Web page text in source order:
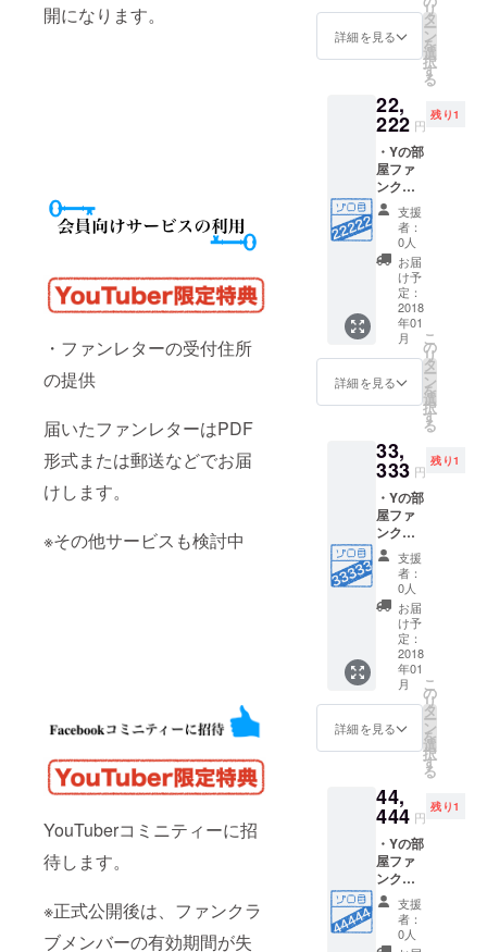
開になります。
・ファンレターの受付住所
の提供
届いたファンレターはPDF
形式または郵送などでお届
けします。
※その他サービスも検討中
YouTuberコミニティーに招
待します。
※正式公開後は、ファンクラ
ブメンバーの有効期間が失
に招待
・
eチャン
ご紹介
効 ・Y
の部屋
会員
カード
想カー
ド) ・Y
の部屋
にお名
前また
はチャ
ンネル
名が記
載され
ます。
Facebo
okコミ
ティー
に招待
・
eチャン
ご紹介
詳細を見る
リ
タ
ー
ン
を
選
択
す
る
22,
222 円
残り1
・Yの部
屋ファ
ンクラ
ブ会員
番号
22222
番 ・Y
の部屋
ファン
クラブ
会員2年
間有効
・Yの部
屋会員
カード
付与(仮
ド) ・Y
の部屋
にお名
前また
はチャ
ンネル
名が記
載され
ます。
・
Facebo
okコミ
ティー
に招待
・
YouTub
支援
者：
0人
お届
け予
定：
2018
年01
月
詳細を見る
こ
の
リ
タ
ー
ン
を
選
択
す
る
33,
333 円
残り1
・Yの部
屋ファ
ンクラ
ブ会員
番号
33333
番 ・Y
の部屋
ファン
クラブ
会員3年
間有効
・Yの部
屋会員
カード
付与(仮
ド) ・Y
の部屋
にお名
前また
はチャ
ンネル
名が記
載され
ます。
支援
者：
0人
お届
け予
定：
2018
年01
月
詳細を見る
こ
の
リ
タ
ー
ン
を
選
択
す
る
44,
444 円
残り1
・Yの部
屋ファ
ンクラ
ブ会員
番号
44444
番 ・Y
支援
者：
0人